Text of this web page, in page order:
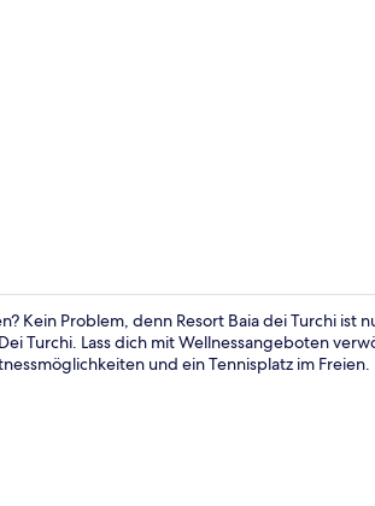
Kein Problem, denn Resort Baia dei Turchi ist
Turchi. Lass dich mit Wellnessangeboten
und ein Tennisplatz im Freien.